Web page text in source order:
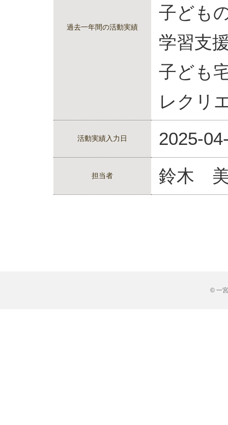
過去一年間の活動実績
子ども
学習支
子ども
レクリ
活動実績入力日 2025-
担当者 鈴木
© 一